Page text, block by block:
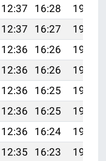
12:37 16:28
19:38
12:37 16:27
19:37
12:36 16:26
19:36
12:36 16:26
19:34
12:36 16:25
19:33
12:36 16:25
19:32
12:36 16:24
19:30
12:35 16:23
19:29